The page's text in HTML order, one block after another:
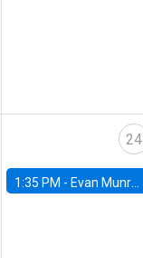
24
1:35 PM - Evan Munro, Neyman Visiting Assistant Professor in the Department of Statistics at UC Berkeley